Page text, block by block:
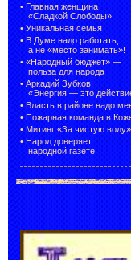
• Главная женщина
«Сладкой Слободы»
• Уникальная семья
• В Думе надо работать,
а не «место занимать»!
• «Народный бюджет» —
польза для народа
• Аркадий Зубков:
«Энергия — это
• Власть в районе надо
• Пожарная команда в
• Митинг «За чистую воду»
• Народ доверяет
народной газете!